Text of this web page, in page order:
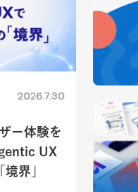
2026.7.30
ー体験を
UX
界」